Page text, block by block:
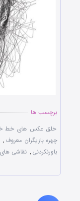
برچسب ها
خلق عکس های خط
چهره بازیگران معروف ,
باورنکردنی , نقاشی